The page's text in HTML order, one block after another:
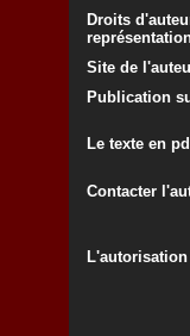
Droits
Site de
Publication
Le texte en
Contacter
L'autorisation